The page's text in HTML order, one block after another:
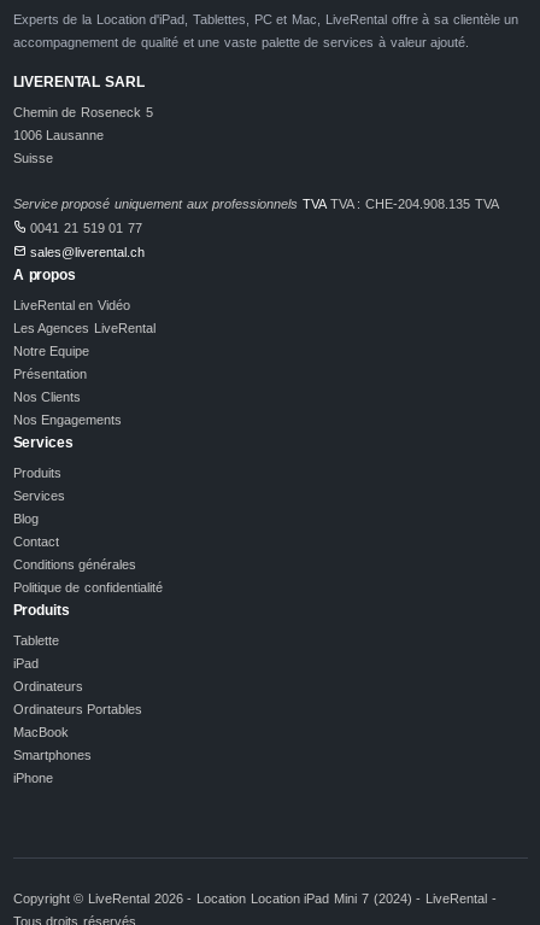
Experts de la Location d'iPad, Tablettes, PC et Mac, LiveRental offre à sa clientèle un
accompagnement de qualité et une vaste palette de services à valeur ajouté.
LIVERENTAL SARL
Chemin de Roseneck 5
1006 Lausanne
Suisse
Service proposé uniquement aux professionnels TVATVA : CHE-204.908.135 TVA
0041 21 519 01 77
sales@liverental.ch
A propos
LiveRental en Vidéo
Les Agences LiveRental
Notre Equipe
Présentation
Nos Clients
Nos Engagements
Services
Produits
Services
Blog
Contact
Conditions générales
Politique de confidentialité
Produits
Tablette
iPad
Ordinateurs
Ordinateurs Portables
MacBook
Smartphones
iPhone
Copyright © LiveRental 2026 - Location Location iPad Mini 7 (2024) - LiveRental -
Tous droits réservés